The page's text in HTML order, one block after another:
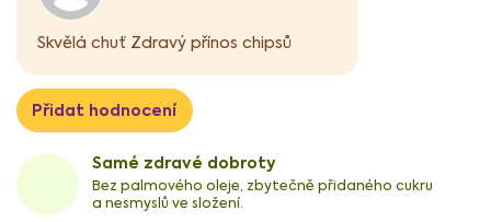
Samé zdravé dobroty
Bez palmového oleje, zbytečně přidaného cukru
a nesmyslů ve složení.
Přidat hodnocení
c
e
n
í
Skvělá chuť Zdravý přínos chipsů